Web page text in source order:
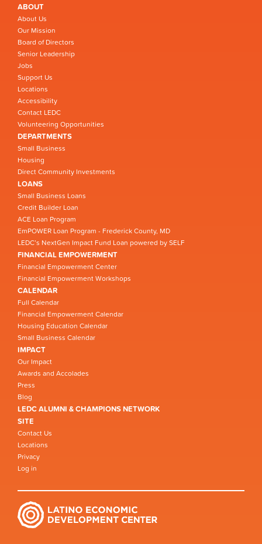
ABOUT
About Us
Our Mission
Board of Directors
Senior Leadership
Jobs
Support Us
Locations
Accessibility
Contact LEDC
Volunteering Opportunities
DEPARTMENTS
Small Business
Housing
Direct Community Investments
LOANS
Small Business Loans
Credit Builder Loan
ACE Loan Program
EmPOWER Loan Program - Frederick County, MD
LEDC’s NextGen Impact Fund Loan powered by SELF
FINANCIAL EMPOWERMENT
Financial Empowerment Center
Financial Empowerment Workshops
CALENDAR
Full Calendar
Financial Empowerment Calendar
Housing Education Calendar
Small Business Calendar
IMPACT
Our Impact
Awards and Accolades
Press
Blog
LEDC ALUMNI & CHAMPIONS NETWORK
SITE
Contact Us
Locations
Privacy
Log in